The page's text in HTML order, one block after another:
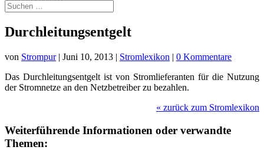
Durchleitungsentgelt
von Strompur| Juni 10, 2013 | Stromlexikon | 0 Kommentare
Das Durchleitungsentgelt ist von Stromlieferanten für die Nutzung
der Stromnetze an den Netzbetreiber zu bezahlen.
« zurück zum Stromlexikon
Weiterführende Informationen oder verwandte
Themen: